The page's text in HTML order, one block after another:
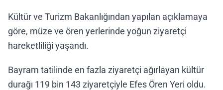
Kültür ve Turizm Bakanlığından yapılan açıklamaya
göre, müze ve ören yerlerinde yoğun ziyaretçi
hareketliliği yaşandı.
Bayram tatilinde en fazla ziyaretçi ağırlayan kültür
durağı 119 bin 143 ziyaretçiyle Efes Ören Yeri oldu.